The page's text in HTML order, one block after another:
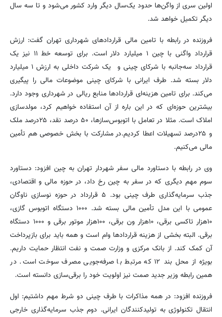
اولین سری از واگن‌ها حدود یک‌سال دیگر وارد کشور می‌شود و تا سه سال
دیگر تکمیل خواهد شد.
فروزنده در رابطه با تامین مالی قراردادهای شهرداری تهران گفت: ارزش
قرارداد واگنی با چین ۱ میلیارد دلار است. برای توسعه خط ۱۱ نیز یک
قرارداد سه‌جانبه با شرکای چینی و یک شرکت داخلی به ارزش ۱ میلیارد
دلار بسته شد. طرف ایرانی با شرکای چینی موضوعات مالی را پیگیری
می‌کند. برای تامین هزینه‌ای قراردادها منابع ریالی در شهرداری وجود دارد.
بیشترین حوزه‌ای که در این باره از آن استفاده خواهیم کرد، مولدسازی
املاک است. مثلا در تعامل با اتوبوس‌سازها، ۵۰ درصد نقد، ۲۵درصد ملک
و ۲۵درصد تسهیلات اعطا کردیم.در مشارکت با بخش خصوصی هم تأمین
مالی می‌کنیم.
وی در رابطه با دستاورد مالی سفر شهردار تهران به چین افزود: دستاورد
سوم مهم دیگری که در سفر به چین رخ داد، در حوزه مالی و اقتصادی،
جذب سرمایه‌گذاری طرف چینی بود. ۵ قرارداد در حوزه نوسازی ناوگان
عمومی با این مدل تأمین مالی بسته شد. ۱۰۰۰ دستگاه اتوبوس گازی،
۱۰هزار تاکسی برقی، ۱۰هزار ون برقی، ۱۰۰هزار موتور برقی و ۱۰۰۰ دستگاه
برقی. البته بخشی از هزینه قراردادها وام است و همه باید برای بازپرداخت
آن کمک کند. از بانک مرکزی و وزارت صمت و نفت انتظار حمایت داریم.
بویژه از محل بند ۱۲ که مرتبط با صرفه‌جویی مصرف سوخت است. در
همین رابطه وزیر جدید صمت نیز اولویت خود را برقی‌سازی دانسته است.
فروزنده افزود: در همه مذاکرات با طرف چینی دو شرط مهم داشتیم: اول
انتقال تکنولوژی به تولیدکنندگان ایرانی. دوم جذب سرمایه‌گذاری خارجی